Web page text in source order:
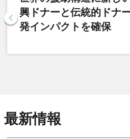
興ドナーと伝統的ドナ
発インパクトを確保
最新情報